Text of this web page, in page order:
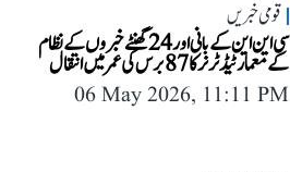
قومی خبریں
سی این این کے بانی اور 24 گھنٹے خبروں کے نظام
کے معمار ٹیڈ ٹرنر کا 87 برس کی عمر میں انتقال
06 May 2026, 11:11 PM